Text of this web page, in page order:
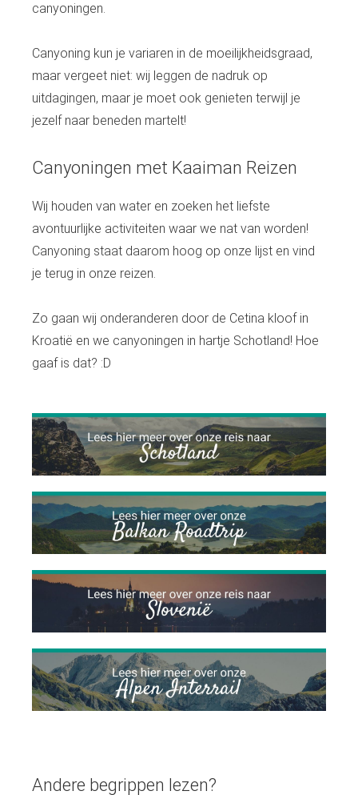
canyoningen.
Canyoning kun je variaren in de moeilijkheidsgraad,
maar vergeet niet: wij leggen de nadruk op
uitdagingen, maar je moet ook genieten terwijl je
jezelf naar beneden martelt!
Canyoningen met Kaaiman Reizen
Wij houden van water en zoeken het liefste
avontuurlijke activiteiten waar we nat van worden!
Canyoning staat daarom hoog op onze lijst en vind
je terug in onze reizen.
Zo gaan wij onderanderen door de Cetina kloof in
Kroatië en we canyoningen in hartje Schotland! Hoe
gaaf is dat? :D
Andere begrippen lezen?